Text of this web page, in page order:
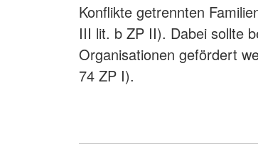
Konflikte getrennten
III lit. b ZP II). Dabei sollte
Organisationen gefördert
74 ZP I).